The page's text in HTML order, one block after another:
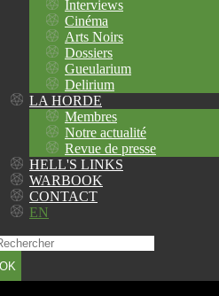
Interviews
Cinéma
Arts Noirs
Dossiers
Gueularium
Delirium
LA HORDE
Membres
Notre actualité
Revue de presse
HELL'S LINKS
WARBOOK
CONTACT
EN
OK